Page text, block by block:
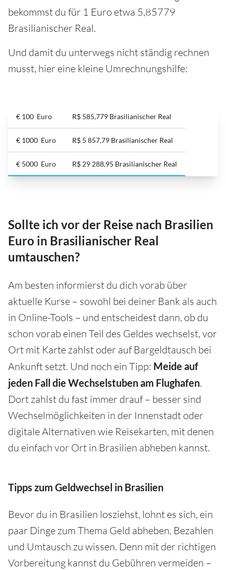
bekommst du für 1 Euro etwa 5,85779
Brasilianischer Real.
Und damit du unterwegs nicht ständig rechnen
musst, hier eine kleine Umrechnungshilfe:
€ 100 Euro R$ 585,779 Brasilianischer Real
€ 1000 Euro R$ 5 857,79 Brasilianischer Real
€ 5000 Euro R$ 29 288,95 Brasilianischer Real
Sollte ich vor der Reise nach Brasilien
Euro in Brasilianischer Real
umtauschen?
Am besten informierst du dich vorab über
aktuelle Kurse – sowohl bei deiner Bank als auch
in Online-Tools – und entscheidest dann, ob du
schon vorab einen Teil des Geldes wechselst, vor
Ort mit Karte zahlst oder auf Bargeldtausch bei
Ankunft setzt. Und noch ein Tipp: Meide auf
jeden Fall die Wechselstuben am Flughafen.
Dort zahlst du fast immer drauf – besser sind
Wechselmöglichkeiten in der Innenstadt oder
digitale Alternativen wie Reisekarten, mit denen
du einfach vor Ort in Brasilien abheben kannst.
Tipps zum Geldwechsel in Brasilien
Bevor du in Brasilien losziehst, lohnt es sich, ein
paar Dinge zum Thema Geld abheben, Bezahlen
und Umtausch zu wissen. Denn mit der richtigen
Vorbereitung kannst du Gebühren vermeiden –